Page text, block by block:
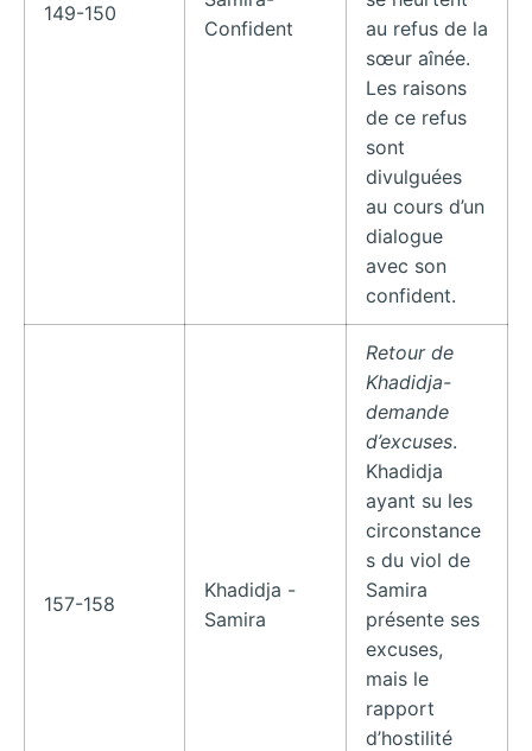
149-150
Confident
au refus de la
sœur aînée.
Les raisons
de ce refus
sont
divulguées
au cours d’un
dialogue
avec son
confident.
157-158
Khadidja -
Samira
Retour de
Khadidja-
demande
d’excuses.
Khadidja
ayant su les
circonstance
s du viol de
Samira
présente ses
excuses,
mais le
rapport
d’hostilité